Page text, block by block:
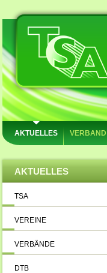
AKTUELLES VERBAND
AKTUELLES
TSA
VEREINE
VERBÄNDE
DTB